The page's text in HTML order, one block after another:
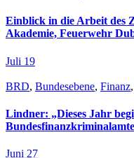
Einblick in die Arbeit des
Akademie, Feuerwehr
Juli 19
BRD, Bundesebene, Finanz,
Lindner: „Dieses Jahr
Juni 27